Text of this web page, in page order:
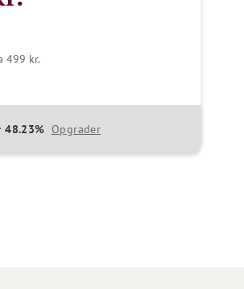
499 kr.
48.23% Opgrader